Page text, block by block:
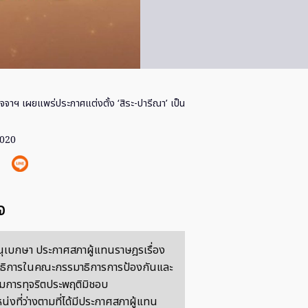
าฯ เผยแพร่ประกาศแต่งตั้ง ‘สิระ-ปารีณา’ เป็น
เบกษา ประกาศสภาผู้แทนราษฎรเรื่อง
การในคณะกรรมาธิการการป้องกันและ
การทุจริตประพฤติมิชอบ
งที่ว่างตามที่ได้มีประกาศสภาผู้แทน